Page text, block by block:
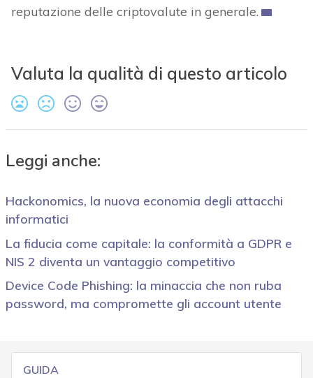
reputazione delle criptovalute in generale.
Valuta la qualità di questo articolo
Leggi anche:
Hackonomics, la nuova economia degli attacchi
informatici
La fiducia come capitale: la conformità a GDPR e
NIS 2 diventa un vantaggio competitivo
Device Code Phishing: la minaccia che non ruba
password, ma compromette gli account utente
GUIDA